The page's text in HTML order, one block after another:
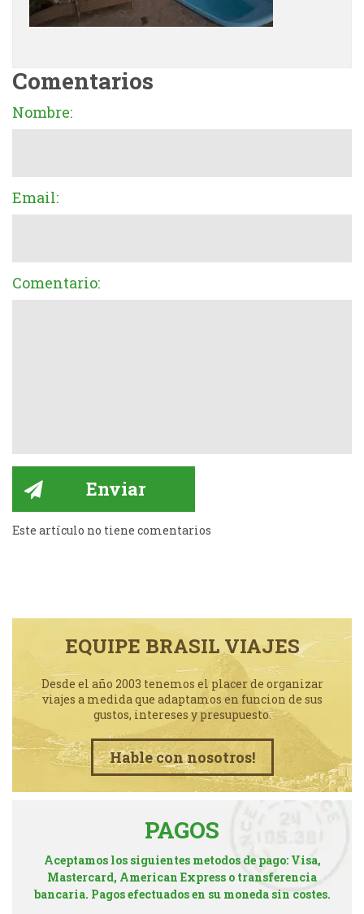
Comentarios
Nombre:
Email:
Comentario:
Este artículo no tiene comentarios
EQUIPE BRASIL VIAJES
Desde el año 2003 tenemos el placer de organizar
viajes a medida que adaptamos en funcion de sus
gustos, intereses y presupuesto.
Hable con nosotros!
PAGOS
Aceptamos los siguientes metodos de pago: Visa,
Mastercard, American Express o transferencia
bancaria. Pagos efectuados en su moneda sin costes.